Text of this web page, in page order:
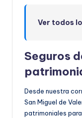
Ver todos
Seguros
Desde nuestra
San Miguel de
patrimoniales